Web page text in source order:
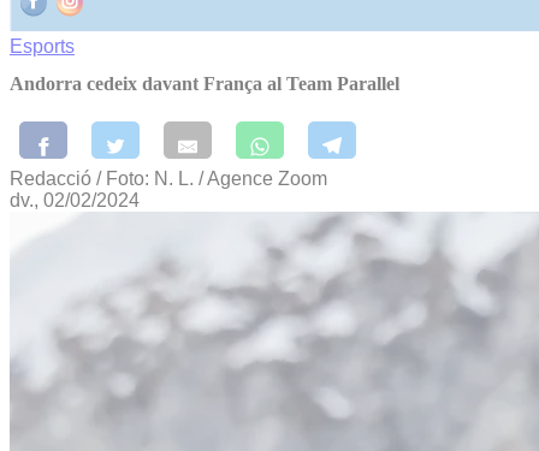
Esports
Andorra cedeix davant França al Team Parallel
Redacció / Foto: N. L. / Agence Zoom
dv., 02/02/2024